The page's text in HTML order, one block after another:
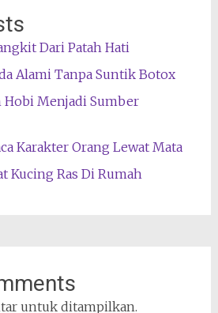
Dari Patah Hati
Alami Tanpa Suntik Botox
Hobi Menjadi Sumber
Karakter Orang Lewat Mata
Kucing Ras Di Rumah
untuk ditampilkan.